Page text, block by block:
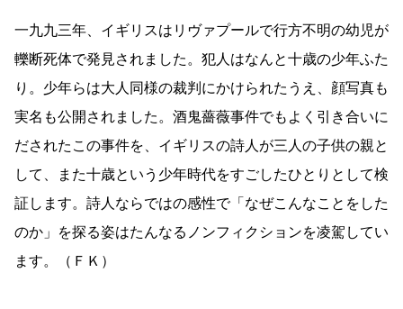
一九九三年、イギリスはリヴァプールで行方不明の幼児が
轢断死体で発見されました。犯人はなんと十歳の少年ふた
り。少年らは大人同様の裁判にかけられたうえ、顔写真も
実名も公開されました。酒鬼薔薇事件でもよく引き合いに
だされたこの事件を、イギリスの詩人が三人の子供の親と
して、また十歳という少年時代をすごしたひとりとして検
証します。詩人ならではの感性で「なぜこんなことをした
のか」を探る姿はたんなるノンフィクションを凌駕してい
ます。（ＦＫ）